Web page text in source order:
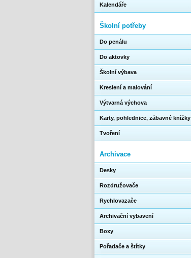
Kalendáře
Školní potřeby
Do penálu
Do aktovky
Školní výbava
Kreslení a malování
Výtvarná výchova
Karty, pohlednice, zábavné knížky
Tvoření
Archivace
Desky
Rozdružovače
Rychlovazače
Archivační vybavení
Boxy
Pořadače a štítky